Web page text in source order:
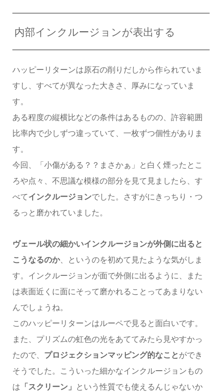
内部インクルージョンが表出する
ハッピーリターンは原石の削りだしから作られていま
すし、すべてが異なった大きさ、厚みになっていま
す。
ある程度の縦横比などの条件はあるものの、許容範囲
比率内で少しずつ違っていて、一枚ずつ個性がありま
す。
今回、「小傷がある？？まさかぁ」と白く煙ったとこ
ろや点々、不思議な模様の部分を見て見ましたら、す
べてインクルージョンでした。さすがにきっちり・つ
るっと磨かれていました。
ヴェール状の細かいインクルージョンが外側に出ると
こうなるのか、というのを初めて見たような気がしま
す。インクルージョンが面で外側に出るように、また
は表面近くに面にそって磨かれることってあまりない
んでしょうね。
このハッピーリターンはルーペで見ると面白いです。
また、プリズムの虹色の光をあててみたら見やすかっ
たので、 プロジェクションマッピング的なことができ
そうでした。こういった細かなインクルージョンもの
は 「スクリーン」
という性質でも使えるんじゃないか